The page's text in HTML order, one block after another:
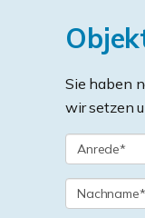
Sie haben
wir setzen